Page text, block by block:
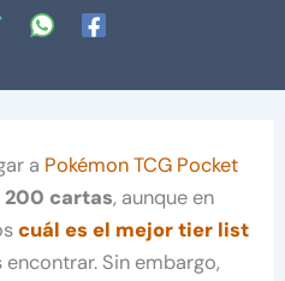
a Pokémon TCG Pocket
200 cartas, aunque en
cuál es el mejor tier list
encontrar. Sin embargo,